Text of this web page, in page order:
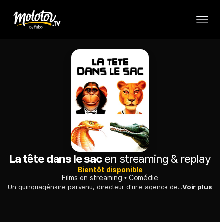
La tête dans le sacen streaming & replay
Bientôt disponible
Films en streaming
Comédie
Un quinquagénaire parvenu, directeur d'une agence de publicité florissante, voit sa vie perturbée par une maîtresse aux fréquentations douteuses...Voir plus